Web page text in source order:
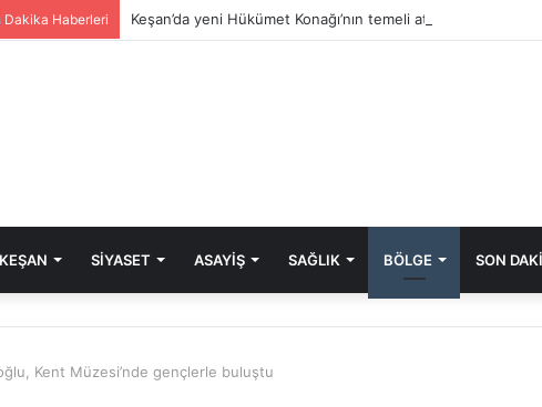
Dakika Haberleri Keşan’da yeni Hükümet Konağı’nın temeli atıldı
KEŞAN SIYASET ASAYIŞ SAĞLIK BÖLGE SON
Kent Müzesi’nde gençlerle buluştu